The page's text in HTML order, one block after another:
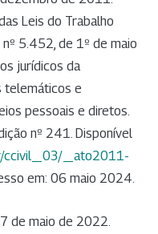
Leis do Trabalho
5.452, de 1º de maio
jurídicos da
telemáticos e
pessoais e diretos.
nº 241. Disponível
ccivil_03/_ato2011-
em: 06 maio 2024.
de maio de 2022.